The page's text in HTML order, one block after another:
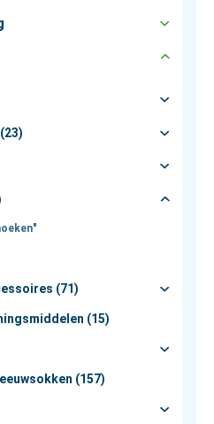
(71)
(15)
(157)